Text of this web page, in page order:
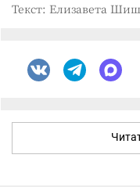
Текст: Елизавета